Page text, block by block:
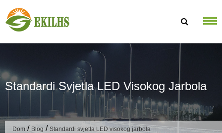
Standardi Svjetla LED Visokog Jarbola
Dom / Blog / Standardi svjetla LED visokog jarbola